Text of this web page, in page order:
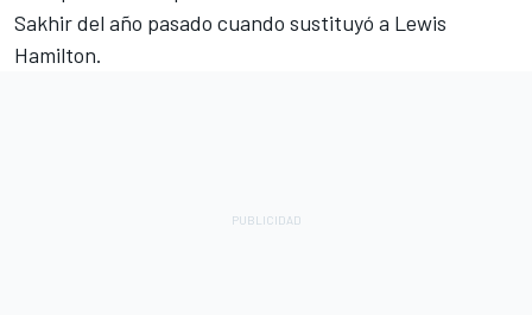
Sakhir del año pasado cuando sustituyó a Lewis
Hamilton.